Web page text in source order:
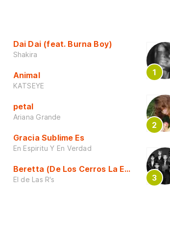
Dai Dai (feat. Burna Boy)
Shakira
Animal
KATSEYE
petal
Ariana Grande
Gracia Sublime Es
En Espiritu Y En Verdad
Beretta (De Los Cerros La Escuela)
El de Las R's